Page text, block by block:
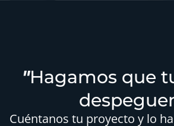
"Hagamos que
Cuéntanos tu proyecto y lo